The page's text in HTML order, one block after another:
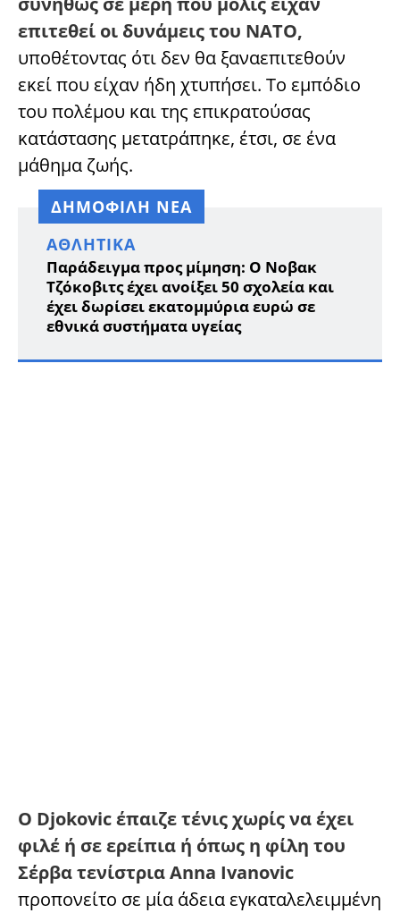
επιτεθεί οι δυνάμεις του ΝΑΤΟ,
υποθέτοντας ότι δεν θα ξαναεπιτεθούν
εκεί που είχαν ήδη χτυπήσει. Το εμπόδιο
του πολέμου και της επικρατούσας
κατάστασης μετατράπηκε, έτσι, σε ένα
μάθημα ζωής.
ΔΗΜΟΦΙΛΗ ΝΕΑ
ΑΘΛΗΤΙΚΆ
Παράδειγμα προς μίμηση: Ο Νοβακ
Τζόκοβιτς έχει ανοίξει 50 σχολεία και
έχει δωρίσει εκατομμύρια ευρώ σε
εθνικά συστήματα υγείας
Ο Djokovic έπαιζε τένις χωρίς να έχει
φιλέ ή σε ερείπια ή όπως η φίλη του
Σέρβα τενίστρια Anna Ivanovic
προπονείτο σε μία άδεια εγκαταλελειμμένη